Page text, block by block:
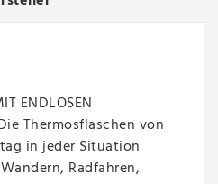
ENDLOSEN
Thermosflaschen von
in jeder Situation
Radfahren,